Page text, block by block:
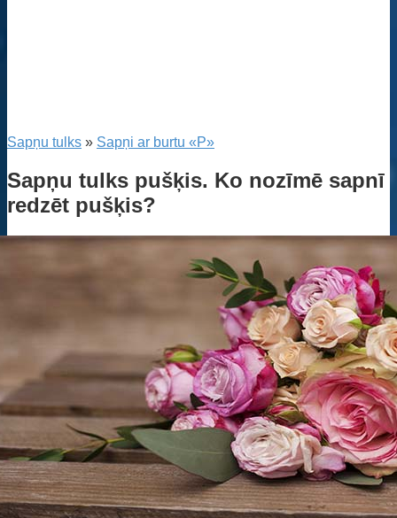
Sapņu tulks » Sapņi ar burtu «P»
Sapņu tulks pušķis. Ko nozīmē sapnī
redzēt pušķis?